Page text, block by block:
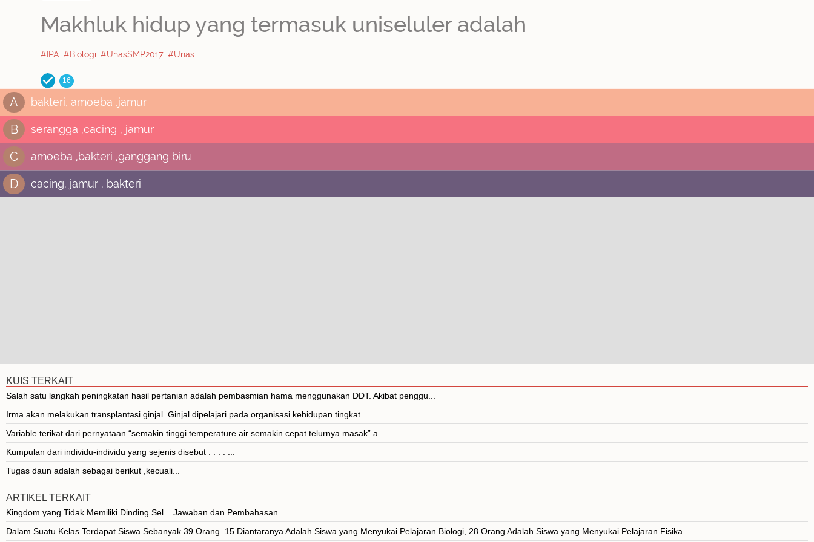
Makhluk hidup yang termasuk uniseluler adalah
#IPA #Biologi #UnasSMP2017 #Unas
16
A bakteri, amoeba ,jamur
B serangga ,cacing , jamur
C amoeba ,bakteri ,ganggang biru
D cacing, jamur , bakteri
KUIS TERKAIT
Salah satu langkah peningkatan hasil pertanian adalah pembasmian hama menggunakan DDT. Akibat penggu...
Irma akan melakukan transplantasi ginjal. Ginjal dipelajari pada organisasi kehidupan tingkat ...
Variable terikat dari pernyataan “semakin tinggi temperature air semakin cepat telurnya masak” a...
Kumpulan dari individu-individu yang sejenis disebut . . . . ...
Tugas daun adalah sebagai berikut ,kecuali...
ARTIKEL TERKAIT
Kingdom yang Tidak Memiliki Dinding Sel... Jawaban dan Pembahasan
Dalam Suatu Kelas Terdapat Siswa Sebanyak 39 Orang. 15 Diantaranya Adalah Siswa yang Menyukai Pelajaran Biologi, 28 Orang Adalah Siswa yang Menyukai Pelajaran Fisika...